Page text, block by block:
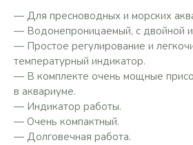
— Для пресноводных и морских
— Водонепроницаемый, с двойной
— Простое регулирование и
температурный индикатор.
— В комплекте очень мощные
в аквариуме.
— Индикатор работы.
— Очень компактный.
— Долговечная работа.